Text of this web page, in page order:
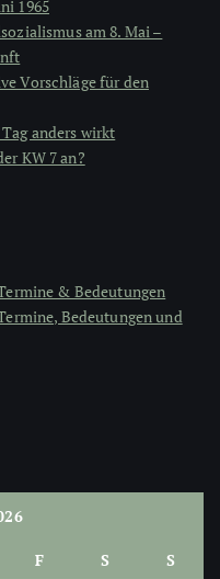
1965
am 8. Mai –
Vorschläge für den
anders wirkt
KW 7 an?
& Bedeutungen
Bedeutungen und
F S
S